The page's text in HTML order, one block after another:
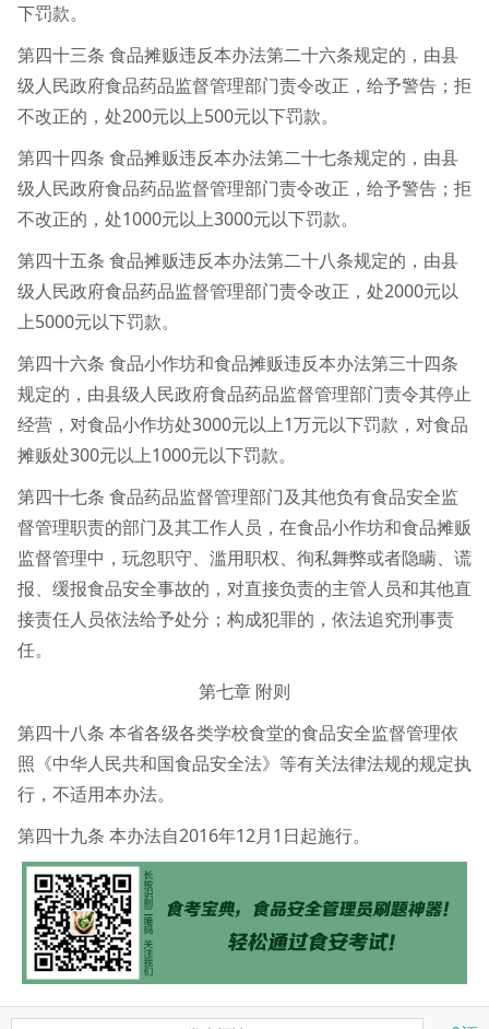
下罚款。
第四十三条 食品摊贩违反本办法第二十六条规定的，由县
级人民政府食品药品监督管理部门责令改正，给予警告；拒
不改正的，处200元以上500元以下罚款。
第四十四条 食品摊贩违反本办法第二十七条规定的，由县
级人民政府食品药品监督管理部门责令改正，给予警告；拒
不改正的，处1000元以上3000元以下罚款。
第四十五条 食品摊贩违反本办法第二十八条规定的，由县
级人民政府食品药品监督管理部门责令改正，处2000元以
上5000元以下罚款。
第四十六条 食品小作坊和食品摊贩违反本办法第三十四条
规定的，由县级人民政府食品药品监督管理部门责令其停止
经营，对食品小作坊处3000元以上1万元以下罚款，对食品
摊贩处300元以上1000元以下罚款。
第四十七条 食品药品监督管理部门及其他负有食品安全监
督管理职责的部门及其工作人员，在食品小作坊和食品摊贩
监督管理中，玩忽职守、滥用职权、徇私舞弊或者隐瞒、谎
报、缓报食品安全事故的，对直接负责的主管人员和其他直
接责任人员依法给予处分；构成犯罪的，依法追究刑事责
任。
第七章 附则
第四十八条 本省各级各类学校食堂的食品安全监督管理依
照《中华人民共和国食品安全法》等有关法律法规的规定执
行，不适用本办法。
第四十九条 本办法自2016年12月1日起施行。